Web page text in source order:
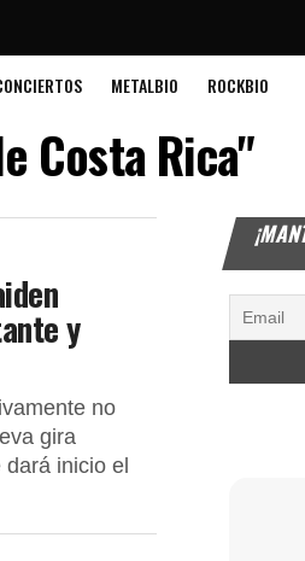
METALBIO ROCKBIO
Costa Rica"
y
no
gira
inicio el